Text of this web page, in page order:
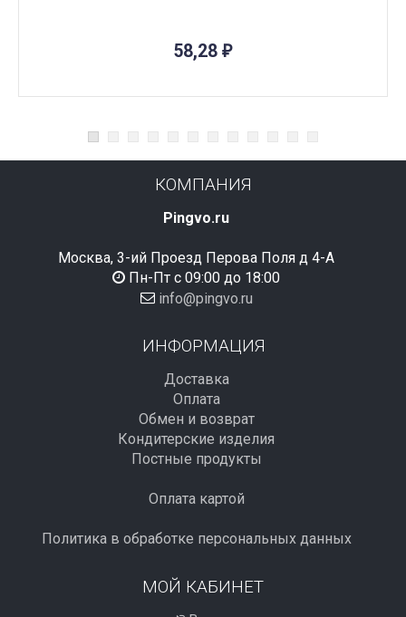
58,28 ₽
КОМПАНИЯ
Pingvo.ru
Москва, 3-ий Проезд Перова Поля д 4-А
Пн-Пт с 09:00 до 18:00
info@pingvo.ru
ИНФОРМАЦИЯ
Доставка
Оплата
Обмен и возврат
Кондитерские изделия
Постные продукты
Оплата картой
Политика в обработке персональных данных
МОЙ КАБИНЕТ